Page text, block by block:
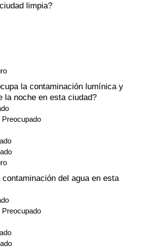
limpia?
la contaminación lumínica y
la noche en esta ciudad?
contaminación del agua en esta
(Actual)
por País
País